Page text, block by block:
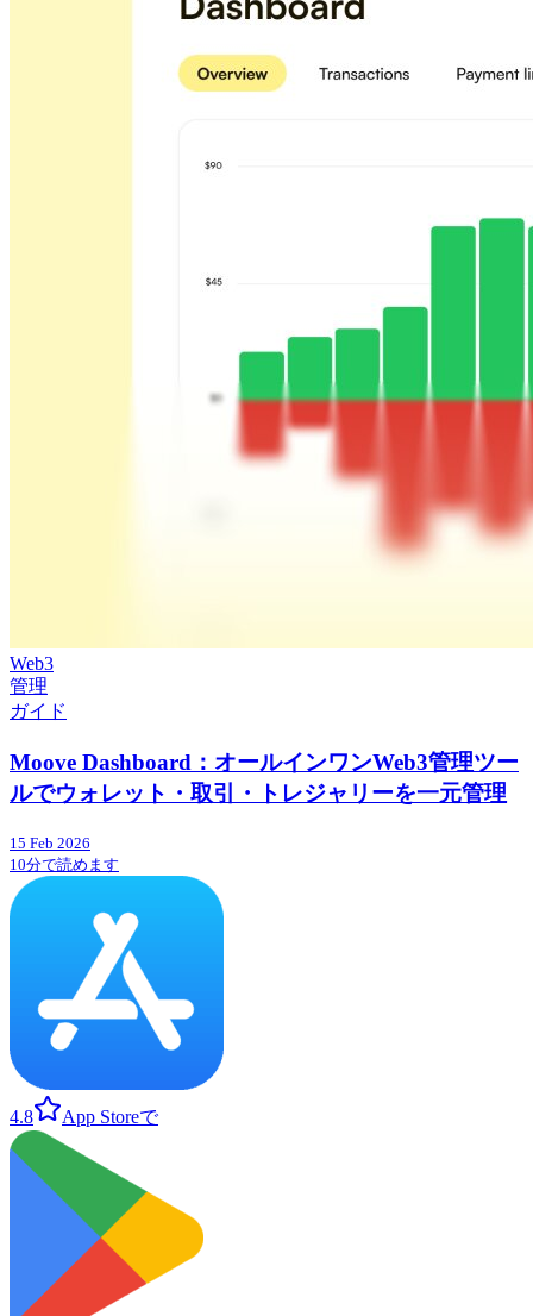
Web3
管理
ガイド
Moove Dashboard：オールインワンWeb3管理ツー
ルでウォレット・取引・トレジャリーを一元管理
15 Feb 2026
10分で読めます
4.8 App Storeで